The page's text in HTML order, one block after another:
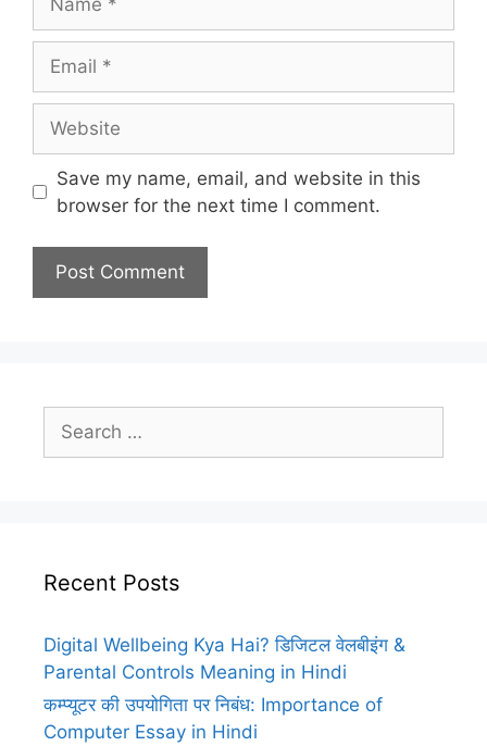
Save my name, email, and website in this
browser for the next time I comment.
Search
for:
Recent Posts
Digital Wellbeing Kya Hai? डिजिटल वेलबीइंग &
Parental Controls Meaning in Hindi
कम्प्यूटर की उपयोगिता पर निबंध: Importance of
Computer Essay in Hindi